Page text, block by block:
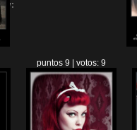
puntos 9 | votos: 9